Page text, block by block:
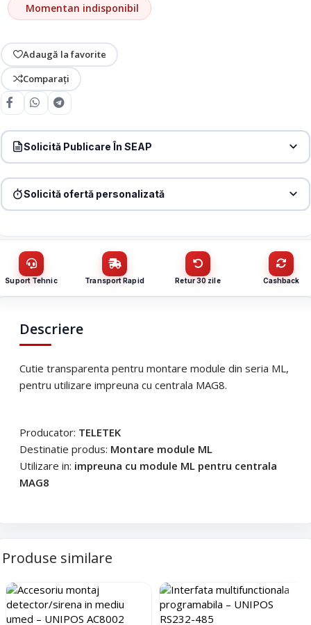
Momentan indisponibil
Adaugă la favorite
Comparați
Solicită Publicare În SEAP
CUI
Telefon*
Solicită ofertă personalizată
Nume / firmă
Email
Cerințele tale (proiect, buget, termen, alte produse)
Trimite solicitarea
Suport Tehnic Transport Rapid Retur 30 zile Cashback
Descriere
Cutie transparenta pentru montare module din seria ML,
pentru utilizare impreuna cu centrala MAG8.
Producator: TELETEK
Destinatie produs: Montare module ML
Utilizare in: impreuna cu module ML pentru centrala
MAG8
Produse similare